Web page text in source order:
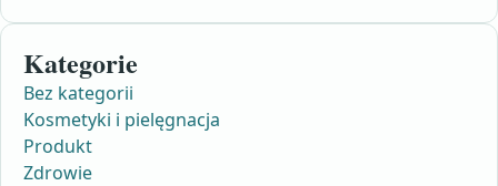
Kategorie
Bez kategorii
Kosmetyki i pielęgnacja
Produkt
Zdrowie